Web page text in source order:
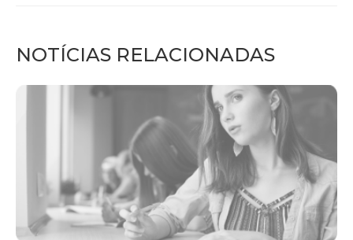
NOTÍCIAS RELACIONADAS